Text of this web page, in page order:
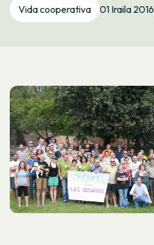
Bulego Birtuala
Vida cooperativa 01 Iraila 2016